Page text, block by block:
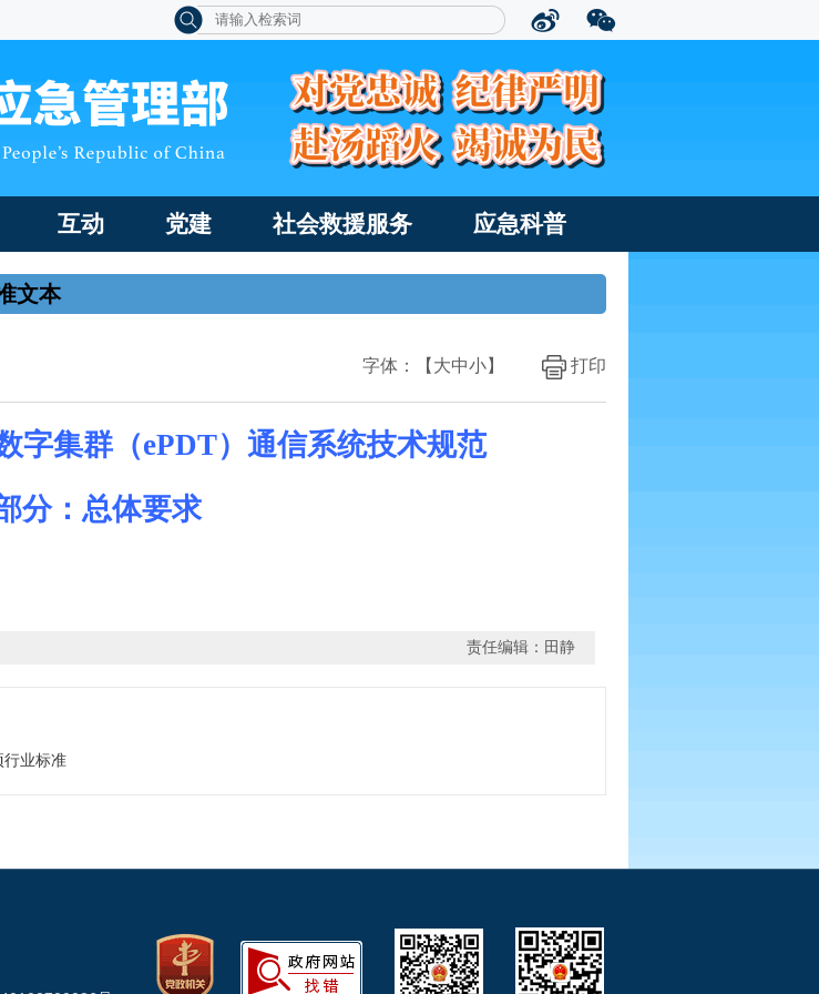
互动 党建 社会救援服务 应急科普
文本
打印
字体：【 大中小】
集群（ePDT） 通信系统技术规范
分：总体要求
责任编辑：田静
行业标准